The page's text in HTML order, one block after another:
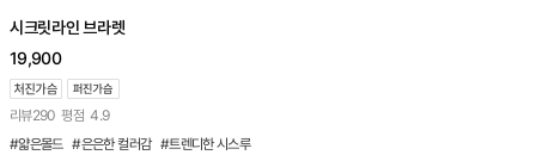
시크릿라인 브라렛
19,900
리뷰290 평점 4.9
#얇은몰드 #은은한 컬러감 #트렌디한 시스루